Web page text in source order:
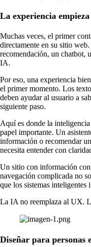
La experiencia
Muchas veces, el primer
directamente en su sitio
recomendación, un chatbot,
IA.
Por eso, una experiencia
el primer momento. Los
deben ayudar al usuario a
siguiente paso.
Aquí es donde la
papel importante. Un
información o recomendar
necesita entender con
Un sitio con información
navegación complicada no
que los sistemas inteligentes
La IA no reemplaza al UX.
Diseñar para personas